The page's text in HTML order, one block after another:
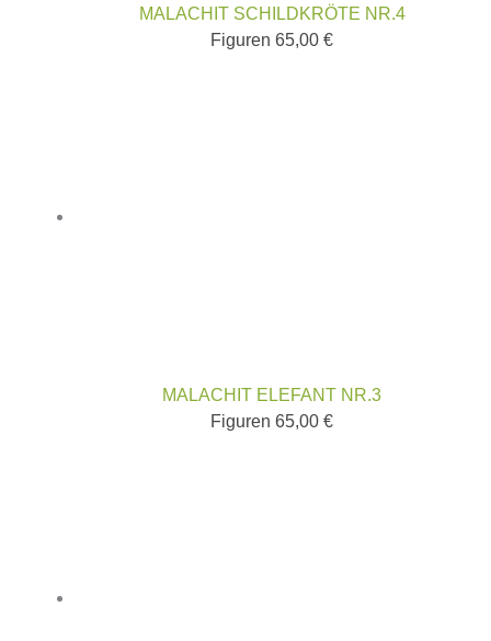
MALACHIT SCHILDKRÖTE NR.4
Figuren 65,00 €
MALACHIT ELEFANT NR.3
Figuren 65,00 €